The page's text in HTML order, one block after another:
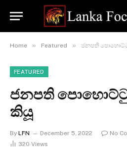
Home » Featured » ජනපති
FEATURED
ජනපති පොහොට්ටු
කියූ
By LFN December 5, 2022 No
320 Views